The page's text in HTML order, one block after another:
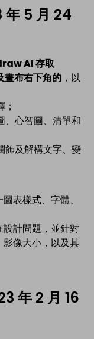
5 月 24
AI 存取
布右下角的 ，以
、心智圖、清單和
飾及解構文字、變
表樣式、字體、
計問題，並針對
像大小，以及其
年 2 月 16